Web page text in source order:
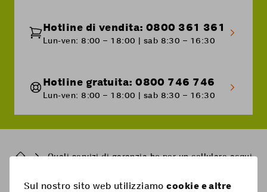
Hotline di vendita: 0800 361 361
Lun-ven: 8:00 – 18:00 | sab 8:30 – 16:30
Hotline gratuita: 0800 746 746
Lun-ven: 8:00 – 18:00 | sab 8:30 – 16:30
BreadcrumbQuali servizi di garanzia ho per un cellulare
Sul nostro sito web utilizziamocookie e altre